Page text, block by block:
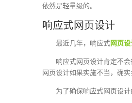
依然是轻量级的。
响应式网页设计
最近几年，响应式网页
响应式网页设计肯定不
网页设计如果实施不当，确
为了确保响应式网页设